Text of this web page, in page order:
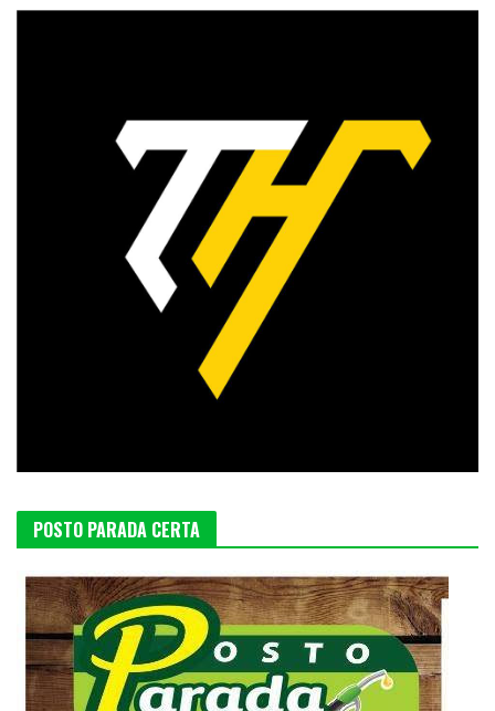
POSTO PARADA CERTA